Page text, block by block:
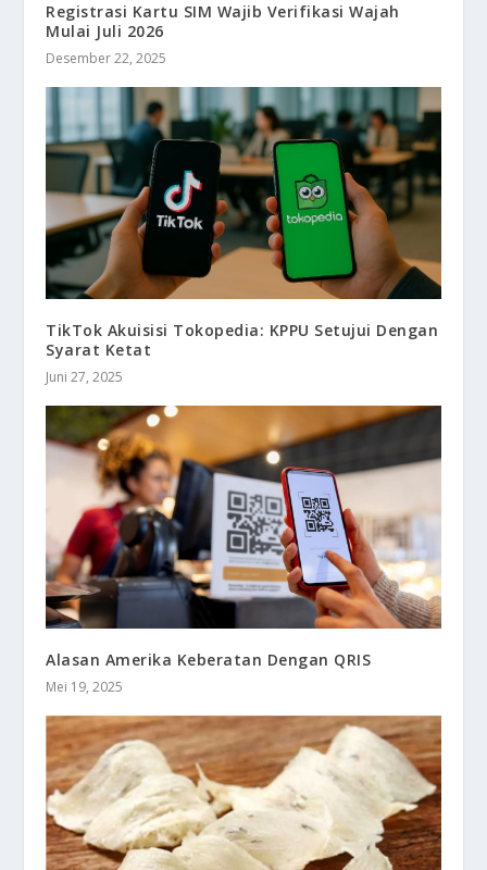
Registrasi Kartu SIM Wajib Verifikasi Wajah
Mulai Juli 2026
Desember 22, 2025
TikTok Akuisisi Tokopedia: KPPU Setujui Dengan
Syarat Ketat
Juni 27, 2025
Alasan Amerika Keberatan Dengan QRIS
Mei 19, 2025